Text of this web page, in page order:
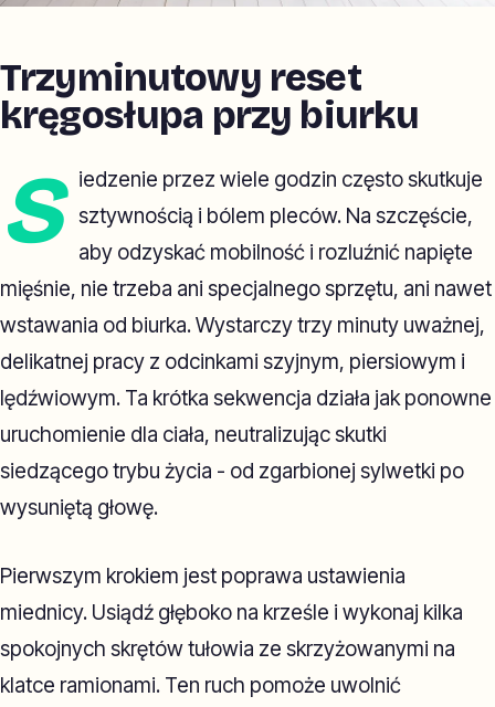
Trzyminutowy reset
kręgosłupa przy biurku
S
iedzenie przez wiele godzin często skutkuje
sztywnością i bólem pleców. Na szczęście,
aby odzyskać mobilność i rozluźnić napięte
mięśnie, nie trzeba ani specjalnego sprzętu, ani nawet
wstawania od biurka. Wystarczy trzy minuty uważnej,
delikatnej pracy z odcinkami szyjnym, piersiowym i
lędźwiowym. Ta krótka sekwencja działa jak ponowne
uruchomienie dla ciała, neutralizując skutki
siedzącego trybu życia - od zgarbionej sylwetki po
wysuniętą głowę.
Pierwszym krokiem jest poprawa ustawienia
miednicy. Usiądź głęboko na krześle i wykonaj kilka
spokojnych skrętów tułowia ze skrzyżowanymi na
klatce ramionami. Ten ruch pomoże uwolnić